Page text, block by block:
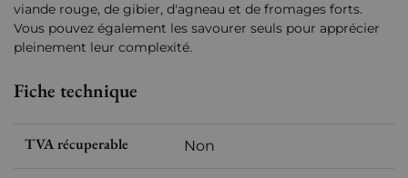
viande rouge, de gibier, d'agneau et de fromages forts.
Vous pouvez également les savourer seuls pour apprécier
pleinement leur complexité.
Fiche technique
TVA récuperable Non